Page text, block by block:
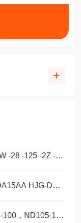
紧凑型滑轨滚轮TLC -4560 -2 -CD -W -28 -125 -2Z -B -NIC
HJG-DE系列滚珠直线导轨副HJG-DA15AA HJG-DA20AA HJG-DA20AAL
施耐博格微型滑台ND25-50，ND55-100，ND105-155精密设备轴承